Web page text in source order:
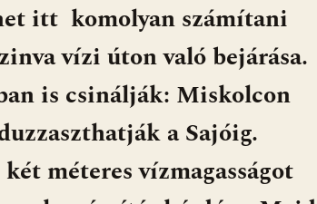
itt komolyan számítani
vízi úton való bejárása.
is csinálják: Miskolcon
a Sajóig.
méteres vízmagasságot